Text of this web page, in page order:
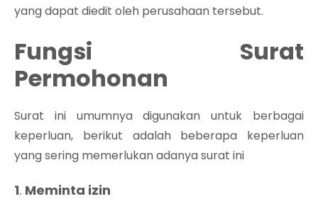
yang dapat diedit oleh perusahaan tersebut.
Fungsi Surat
Permohonan
Surat ini umumnya digunakan untuk berbagai
keperluan, berikut adalah beberapa keperluan
yang sering memerlukan adanya surat ini
1. Meminta izin